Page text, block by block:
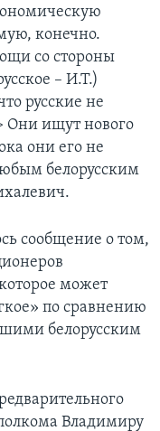
конечно.
со стороны
– И.Т.)
русские не
Они ищут нового
они его не
белорусским
сообщение о том,
может
по сравнению
белорусским
Владимиру